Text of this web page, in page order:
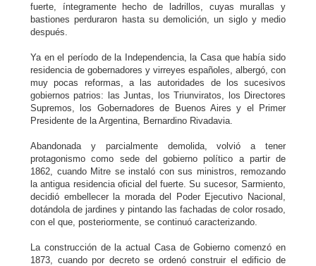
fuerte, íntegramente hecho de ladrillos, cuyas murallas y
bastiones perduraron hasta su demolición, un siglo y medio
después.
Ya en el período de la Independencia, la Casa que había sido
residencia de gobernadores y virreyes españoles, albergó, con
muy pocas reformas, a las autoridades de los sucesivos
gobiernos patrios: las Juntas, los Triunviratos, los Directores
Supremos, los Gobernadores de Buenos Aires y el Primer
Presidente de la Argentina, Bernardino Rivadavia.
Abandonada y parcialmente demolida, volvió a tener
protagonismo como sede del gobierno político a partir de
1862, cuando Mitre se instaló con sus ministros, remozando
la antigua residencia oficial del fuerte. Su sucesor, Sarmiento,
decidió embellecer la morada del Poder Ejecutivo Nacional,
dotándola de jardines y pintando las fachadas de color rosado,
con el que, posteriormente, se continuó caracterizando.
La construcción de la actual Casa de Gobierno comenzó en
1873, cuando por decreto se ordenó construir el edificio de